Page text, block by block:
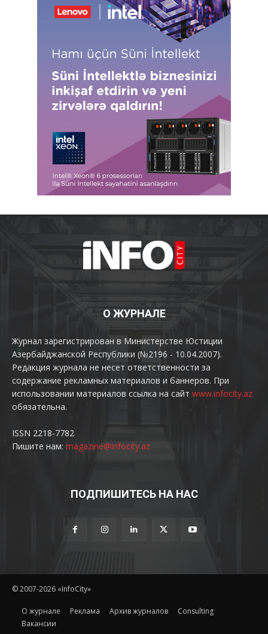
О ЖУРНАЛЕ
Журнал зарегистрирован в Министерстве Юстиции
Азербайджанской Республики (№2196 - 10.04.2007).
Редакция журнала не несет ответственности за
содержание рекламных материалов и баннеров. При
использовании материалов ссылка на сайт www.infocity.az
обязательна.
ISSN 2218-7782
Пишите нам: magazine@infocity.az
ПОДПИШИТЕСЬ НА НАС
© 2007-2026 «InfoCity»
O журнале Реклама Архив журналов
Consulting
Вакансии